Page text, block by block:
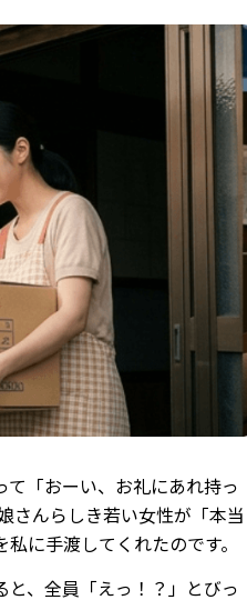
「おーい、お礼にあれ持っ
さんらしき若い女性が「本当
に手渡してくれたのです。
、全員「えっ！？」とびっ